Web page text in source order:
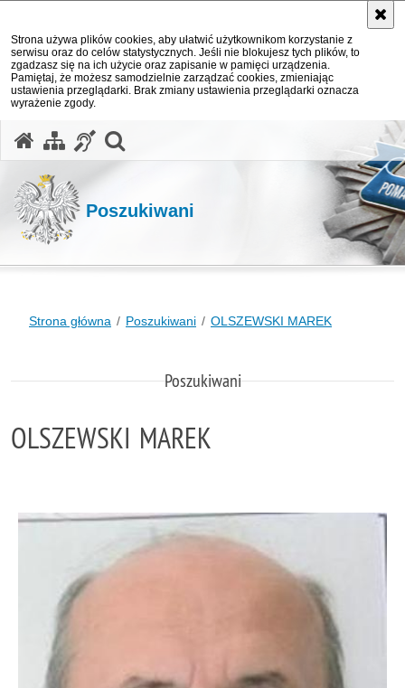
Strona używa plików cookies, aby ułatwić użytkownikom korzystanie z
serwisu oraz do celów statystycznych. Jeśli nie blokujesz tych plików, to
zgadzasz się na ich użycie oraz zapisanie w pamięci urządzenia.
Pamiętaj, że możesz samodzielnie zarządzać cookies, zmieniając
ustawienia przeglądarki. Brak zmiany ustawienia przeglądarki oznacza
wyrażenie zgody.
Poszukiwani
Strona główna Poszukiwani OLSZEWSKI MAREK
Poszukiwani
OLSZEWSKI MAREK